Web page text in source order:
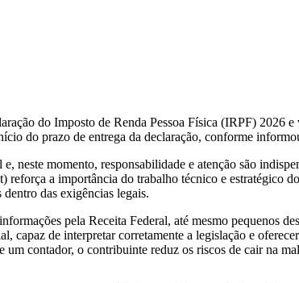
do Imposto de Renda Pessoa Física (IRPF) 2026
do prazo de entrega da declaração, conforme
neste momento, responsabilidade e atenção são
a importância do trabalho técnico e estratégico
dentro das exigências legais.
pela Receita Federal, até mesmo pequenos
capaz de interpretar corretamente a legislação e
contador, o contribuinte reduz os riscos de cair na